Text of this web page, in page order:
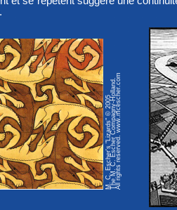
M. C. Escher's "Lizards" © 2005The M. C. Escher Compagny-Holland.All rights reserved. www.mcescher.com